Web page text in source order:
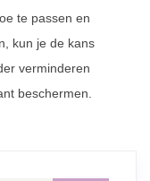
te passen en
kun je de kans
verminderen
beschermen.